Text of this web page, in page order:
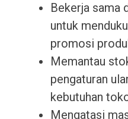
Bekerja sama
untuk
promosi
Memantau
pengaturan
kebutuhan
Mengatasi